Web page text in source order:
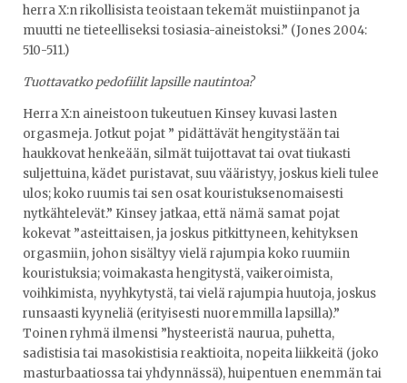
herra X:n rikollisista teoistaan tekemät muistiinpanot ja
muutti ne tieteelliseksi tosiasia-aineistoksi.” (Jones 2004:
510-511.)
Tuottavatko pedofiilit lapsille nautintoa?
Herra X:n aineistoon tukeutuen Kinsey kuvasi lasten
orgasmeja. Jotkut pojat ” pidättävät hengitystään tai
haukkovat henkeään, silmät tuijottavat tai ovat tiukasti
suljettuina, kädet puristavat, suu vääristyy, joskus kieli tulee
ulos; koko ruumis tai sen osat kouristuksenomaisesti
nytkähtelevät.” Kinsey jatkaa, että nämä samat pojat
kokevat ”asteittaisen, ja joskus pitkittyneen, kehityksen
orgasmiin, johon sisältyy vielä rajumpia koko ruumiin
kouristuksia; voimakasta hengitystä, vaikeroimista,
voihkimista, nyyhkytystä, tai vielä rajumpia huutoja, joskus
runsaasti kyyneliä (erityisesti nuoremmilla lapsilla).”
Toinen ryhmä ilmensi ”hysteeristä naurua, puhetta,
sadistisia tai masokistisia reaktioita, nopeita liikkeitä (joko
masturbaatiossa tai yhdynnässä), huipentuen enemmän tai